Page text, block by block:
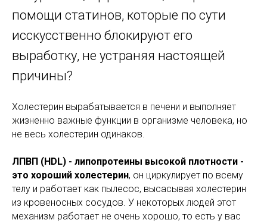
помощи статинов, которые по сути
исскусственно блокируют его
выработку, не устраняя настоящей
причины?
Холестерин вырабатывается в печени и выполняет
жизненно важные функции в организме человека, но
не весь холестерин одинаков.
ЛПВП (HDL) - липопротеины высокой плотности -
это хороший холестерин, он циркулирует по всему
телу и работает как пылесос, высасывая холестерин
из кровеносных сосудов. У некоторых людей этот
механизм работает не очень хорошо, то есть у вас